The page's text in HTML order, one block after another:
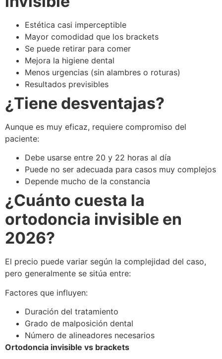
Estética casi imperceptible
Mayor comodidad que los brackets
Se puede retirar para comer
Mejora la higiene dental
Menos urgencias (sin alambres o roturas)
Resultados previsibles
¿Tiene desventajas?
Aunque es muy eficaz, requiere compromiso del
paciente:
Debe usarse entre 20 y 22 horas al día
Puede no ser adecuada para casos muy complejos
Depende mucho de la constancia
¿Cuánto cuesta la
ortodoncia invisible en
2026?
El precio puede variar según la complejidad del caso,
pero generalmente se sitúa entre:
Factores que influyen:
Duración del tratamiento
Grado de malposición dental
Número de alineadores necesarios
Ortodoncia invisible vs brackets